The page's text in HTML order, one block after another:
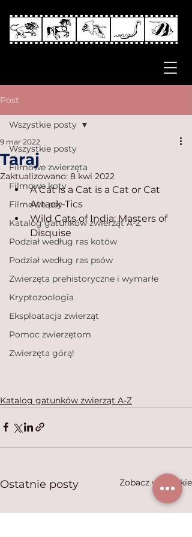
Post
Wszystkie posty
Filmowe zwierzęta
Filmowe koty
Filmowe psy
Katalog gatunków zwierząt A-Z
Podział według ras kotów
Podział według ras psów
Zwierzęta prehistoryczne i wymarłe
Kryptozoologia
Eksploatacja zwierząt
Pomoc zwierzętom
Zwierzęta górą!
Wszystkie posty
Taraj
9 mar 2022
Zaktualizowano: 8 kwi 2022
A Cat is a Cat is a Cat or Cat
Attack-Tics
Wild Cats of India: Masters of
Disquise
Katalog gatunków zwierząt A-Z
Ostatnie posty Zobacz wszystkie